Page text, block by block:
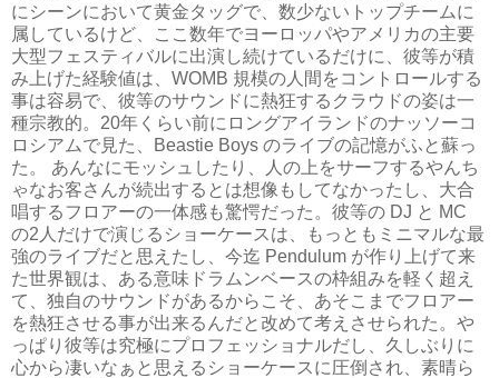
にシーンにおいて黄金タッグで、数少ないトップチームに
属しているけど、ここ数年でヨーロッパやアメリカの主要
大型フェスティバルに出演し続けているだけに、彼等が積
み上げた経験値は、 WOMB 規模の人間をコントロールする
事は容易で、彼等のサウンドに熱狂するクラウドの姿は一
種宗教的。 20年くらい前にロングアイランドのナッソーコ
ロシアムで見た、
Beastie Boys のライブの記憶がふと蘇っ
た。
あんなにモッシュしたり、人の上をサーフするやんち
ゃなお客さんが続出するとは想像もしてなかったし、大合
唱するフロアーの一体感も驚愕だった。彼等の DJ と MC
の2 人だけで演じるショーケースは、もっともミニマルな最
強のライブだと思えたし、今迄 Pendulum が作り上げて来
た世界観は、ある意味ドラムンベースの枠組みを軽く超え
て、独自のサウンドがあるからこそ、あそこまでフロアー
を熱狂させる事が出来るんだと改めて考えさせられた。や
っぱり彼等は究極にプロフェッショナルだし、久しぶりに
心から凄いなぁと思えるショーケースに圧倒され、素晴ら